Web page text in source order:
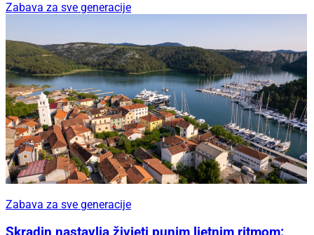
Zabava za sve generacije
Zabava za sve generacije